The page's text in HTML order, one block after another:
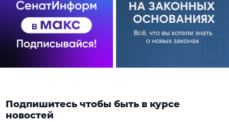
Подпишитесь чтобы быть в курсе
новостей